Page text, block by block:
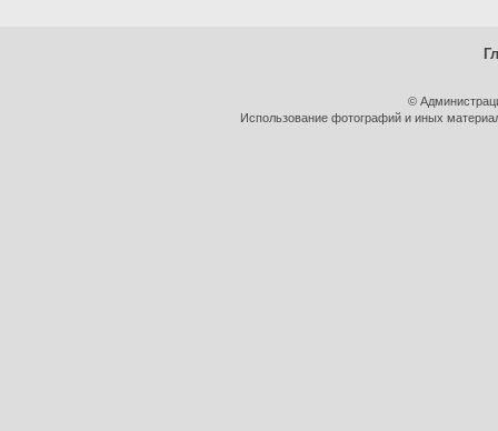
©
Использование фотографий и иных